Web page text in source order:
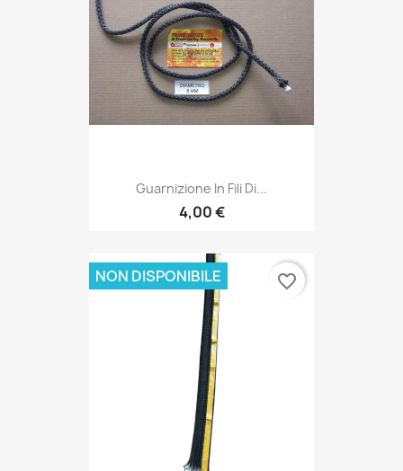
Guarnizione In Fili Di...
4,00 €
NON DISPONIBILE favorite_border